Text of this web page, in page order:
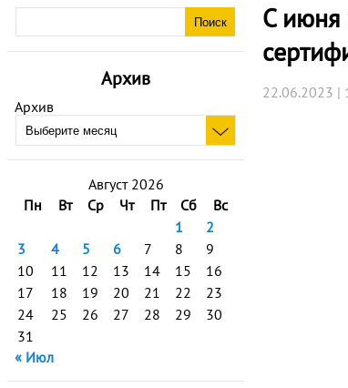
Архив
Архив
Август 2026
Пн
Вт Ср Чт Пт Сб
Вс
1
2
3
4 5 6 7 8
9
10
11 12 13 14 15
16
17
18 19 20 21 22
23
24
25 26 27 28 29
30
31
« Июл
С июня
22.06.2023 |